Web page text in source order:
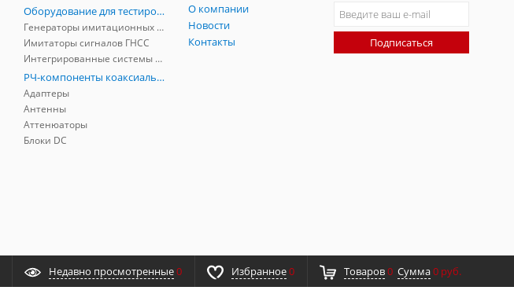
Оборудование для тестирования и симуляции ГНСС
Генераторы имитационных и заградительных помех
Имитаторы сигналов ГНСС
Интегрированные системы защиты от ГНСС-помех
РЧ-компоненты коаксиальные
Адаптеры
Антенны
Аттенюаторы
Блоки DC
О компании
Новости
Контакты
Подписаться
Недавно просмотренные0 Избранное0 Товаров0 Сумма0 руб.